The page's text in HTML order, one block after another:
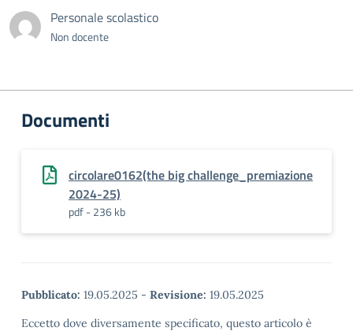
Personale scolastico
Non docente
Documenti
circolare0162(the big challenge_premiazione
2024-25)
pdf - 236 kb
Pubblicato: 19.05.2025 - Revisione: 19.05.2025
Eccetto dove diversamente specificato, questo articolo è